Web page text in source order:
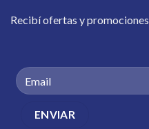
Recibí ofertas y promociones